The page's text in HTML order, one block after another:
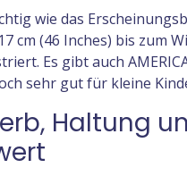
wie das
cm (46 Inches) bis zum
Es gibt auch
sehr gut für kleine
Haltung